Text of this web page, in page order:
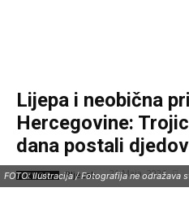
Lijepa i neobična
Hercegovine:
dana postali
IZVOR: Bljesak 21 Maja, 2026
FOTO: Ilustracija / Fotografija ne odražava